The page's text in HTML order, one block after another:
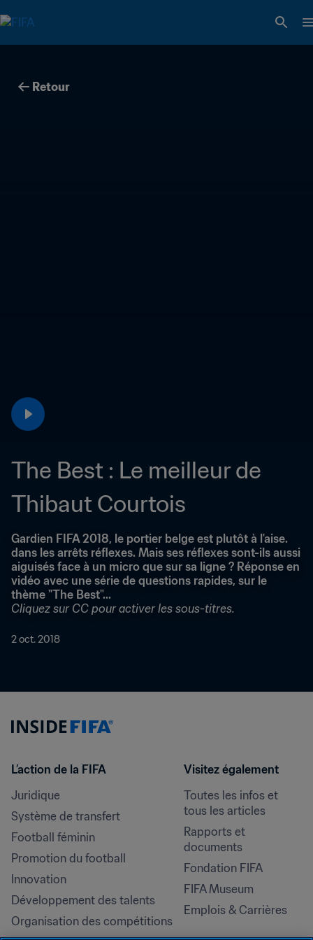
Retour
The Best : Le meilleur de
Thibaut Courtois
Gardien FIFA 2018, le portier belge est plutôt à l'aise.
dans les arrêts réflexes. Mais ses réflexes sont-ils aussi
aiguisés face à un micro que sur sa ligne ? Réponse en
vidéo avec une série de questions rapides, sur le
thème "The Best"...
Cliquez sur CC pour activer les sous-titres.
2 oct. 2018
L’action de la FIFA
Juridique
Système de transfert
Football féminin
Promotion du football
Innovation
Développement des talents
Organisation des compétitions
Visitez également
Toutes les infos et
tous les articles
Rapports et
documents
Fondation FIFA
FIFA Museum
Emplois & Carrières